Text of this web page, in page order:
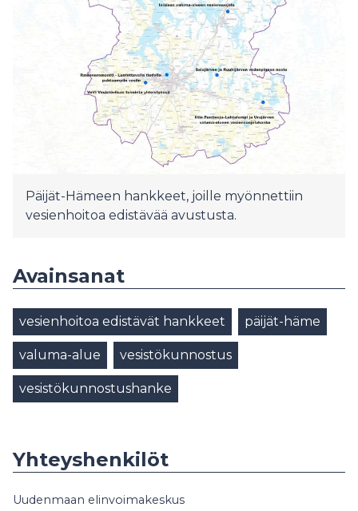
Päijät-Hämeen hankkeet, joille myönnettiin
vesienhoitoa edistävää avustusta.
Avainsanat
vesienhoitoa edistävät hankkeet päijät-häme
valuma-alue vesistökunnostus
vesistökunnostushanke
Yhteyshenkilöt
Uudenmaan elinvoimakeskus